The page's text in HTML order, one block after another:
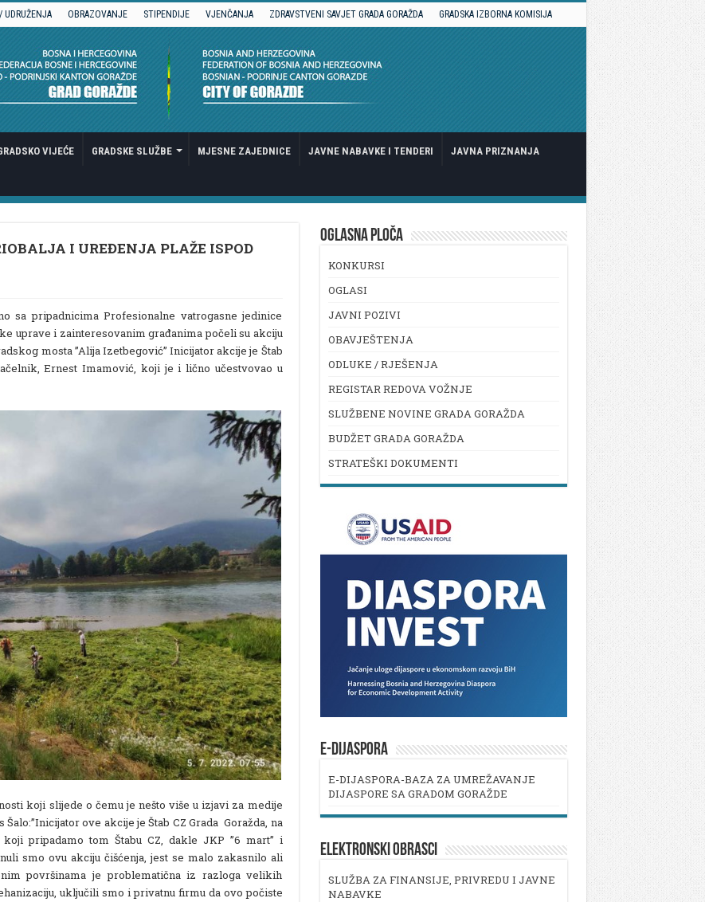
UDRUŽENJA OBRAZOVANJE STIPENDIJE VJENČANJA ZDRAVSTVENI SAVJET GRADA GORAŽDA GRADSKA IZBORNA KOMISIJA
VIJEĆE GRADSKE SLUŽBE MJESNE ZAJEDNICE JAVNE NABAVKE I TENDERI JAVNA PRIZNANJA
I UREĐENJA PLAŽE ISPOD
sa pripadnicima Profesionalne vatrogasne jedinice
uprave i zainteresovanim građanima počeli su akciju
mosta ”Alija Izetbegović” Inicijator akcije je Štab
Ernest Imamović, koji je i lično učestvovao u
koji slijede o čemu je nešto više u izjavi za medije
ove akcije je Štab CZ Grada Goražda, na
pripadamo tom Štabu CZ, dakle JKP ”6 mart” i
smo ovu akciju čišćenja, jest se malo zakasnilo ali
površinama je problematična iz razloga velikih
uključili smo i privatnu firmu da ovo počiste
OGLASNA PLOČA
KONKURSI
OGLASI
JAVNI POZIVI
OBAVJEŠTENJA
ODLUKE / RJEŠENJA
REGISTAR REDOVA VOŽNJE
SLUŽBENE NOVINE GRADA GORAŽDA
BUDŽET GRADA GORAŽDA
STRATEŠKI DOKUMENTI
E-DIJASPORA
E-DIJASPORA-BAZA ZA UMREŽAVANJE
DIJASPORE SA GRADOM GORAŽDE
ELEKTRONSKI OBRASCI
SLUŽBA ZA FINANSIJE, PRIVREDU I JAVNE
NABAVKE